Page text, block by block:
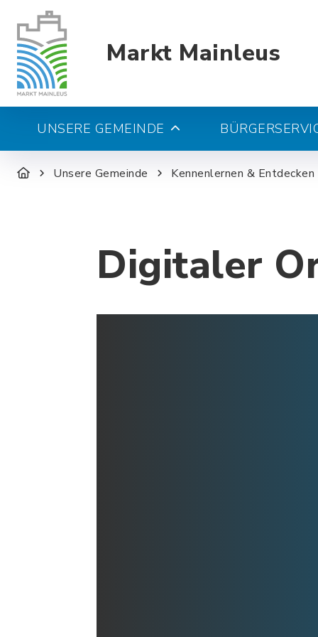
Markt Mainleus
UNSERE GEMEINDE
Unsere Gemeinde Kennenlernen & Entdecken
Digitaler